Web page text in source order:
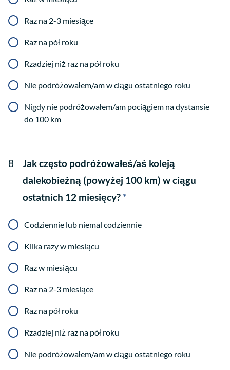
Raz na 2-3 miesiące
Raz na pół roku
Rzadziej niż raz na pół roku
Nie podróżowałem/am w ciągu ostatniego roku
Nigdy nie podróżowałem/am pociągiem na dystansie
do 100 km
8
Jak często podróżowałeś/aś koleją
dalekobieżną (powyżej 100 km) w ciągu
ostatnich 12 miesięcy? *
Codziennie lub niemal codziennie
Kilka razy w miesiącu
Raz w miesiącu
Raz na 2-3 miesiące
Raz na pół roku
Rzadziej niż raz na pół roku
Nie podróżowałem/am w ciągu ostatniego roku